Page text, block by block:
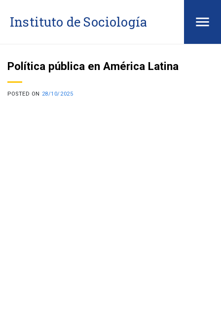
Instituto de Sociología
Política pública en América Latina
POSTED ON 28/10/2025